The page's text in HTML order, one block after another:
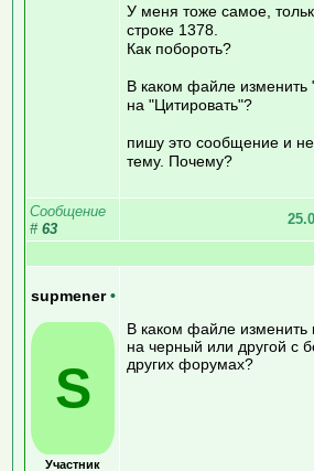
У меня тоже самое,
строке 1378.
Как побороть?
В каком файле изменить
на "Цитировать"?
пишу это сообщение и
тему. Почему?
Сообщение
# 63
supmener •
S
Участник
В каком файле изменить
на черный или другой с
других форумах?